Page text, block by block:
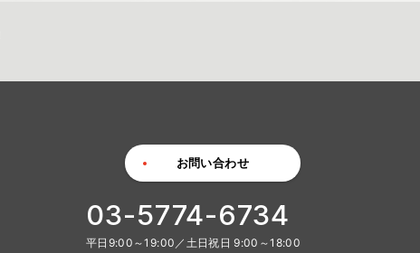
03-5774-6734
平日9:00～19:00／土日祝日 9:00～18:00
お問い合わせ